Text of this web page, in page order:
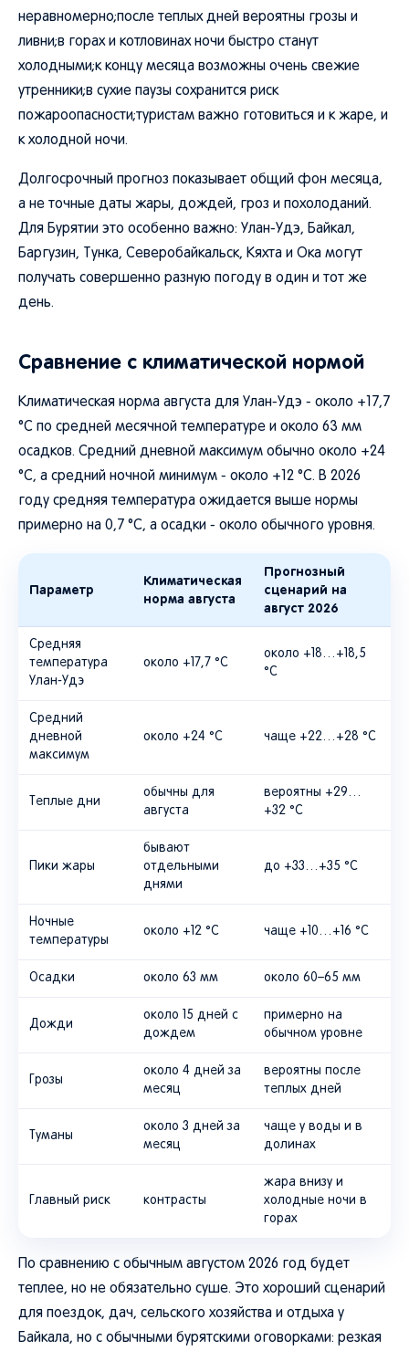
неравномерно;после теплых дней вероятны грозы и
ливни;в горах и котловинах ночи быстро станут
холодными;к концу месяца возможны очень свежие
утренники;в сухие паузы сохранится риск
пожароопасности;туристам важно готовиться и к жаре, и
к холодной ночи.
Долгосрочный прогноз показывает общий фон месяца,
а не точные даты жары, дождей, гроз и похолоданий.
Для Бурятии это особенно важно: Улан-Удэ, Байкал,
Баргузин, Тунка, Северобайкальск, Кяхта и Ока могут
получать совершенно разную погоду в один и тот же
день.
Сравнение с климатической нормой
Климатическая норма августа для Улан-Удэ - около +17,7
°C по средней месячной температуре и около 63 мм
осадков. Средний дневной максимум обычно около +24
°C, а средний ночной минимум - около +12 °C. В 2026
году средняя температура ожидается выше нормы
примерно на 0,7 °C, а осадки - около обычного уровня.
Параметр
Климатическая
норма августа
Прогнозный
сценарий на
август 2026
Средняя
температура
Улан-Удэ
около +17,7 °C
около +18…+18,5
°C
Средний
дневной
максимум
около +24 °C чаще +22…+28 °C
Теплые дни
обычны для
августа
вероятны +29…
+32 °C
Пики жары
бывают
отдельными
днями
до +33…+35 °C
Ночные
температуры
около +12 °C чаще +10…+16 °C
Осадки около 63 мм около 60–65 мм
Дожди
около 15 дней с
дождем
примерно на
обычном уровне
Грозы
около 4 дней за
месяц
вероятны после
теплых дней
Туманы
около 3 дней за
месяц
чаще у воды и в
долинах
Главный риск контрасты
жара внизу и
холодные ночи в
горах
По сравнению с обычным августом 2026 год будет
теплее, но не обязательно суше. Это хороший сценарий
для поездок, дач, сельского хозяйства и отдыха у
Байкала, но с обычными бурятскими оговорками: резкая